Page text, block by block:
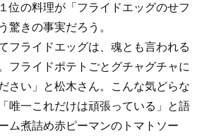
位の料理が「フライドエッグのせフ
驚きの事実だろう。
フライドエッグは、魂とも言われる
フライドポテトごとグチャグチャに
さい」と松木さん。こんな気どらな
唯一これだけは頑張っている」と語
ム煮詰め赤ピーマンのトマトソー